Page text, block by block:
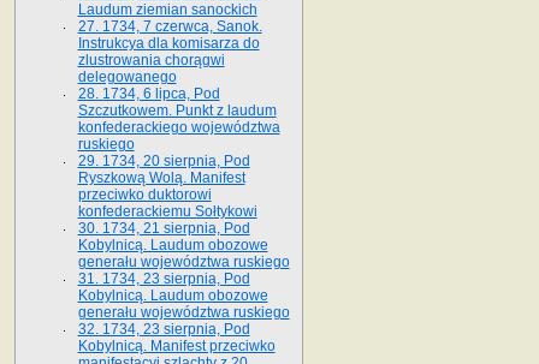
Laudum ziemian sanockich
27. 1734, 7 czerwca, Sanok.
Instrukcya dla komisarza do
zlustrowania chorągwi
delegowanego
28. 1734, 6 lipca, Pod
Szczutkowem. Punkt z laudum
konfederackiego województwa
ruskiego
29. 1734, 20 sierpnia, Pod
Ryszkową Wolą. Manifest
przeciwko duktorowi
konfederackiemu Sołtykowi
30. 1734, 21 sierpnia, Pod
Kobylnicą. Laudum obozowe
generału województwa ruskiego
31. 1734, 23 sierpnia, Pod
Kobylnicą. Laudum obozowe
generału województwa ruskiego
32. 1734, 23 sierpnia, Pod
Kobylnicą. Manifest przeciwko